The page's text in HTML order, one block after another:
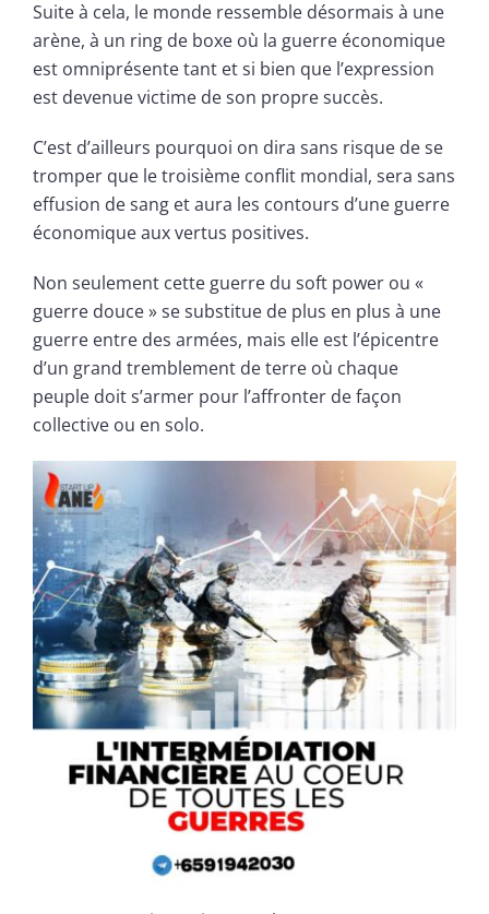
Suite à cela, le monde ressemble désormais à une
arène, à un ring de boxe où la guerre économique
est omniprésente tant et si bien que l’expression
est devenue victime de son propre succès.
C’est d’ailleurs pourquoi on dira sans risque de se
tromper que le troisième conflit mondial, sera sans
effusion de sang et aura les contours d’une guerre
économique aux vertus positives.
Non seulement cette guerre du soft power ou «
guerre douce » se substitue de plus en plus à une
guerre entre des armées, mais elle est l’épicentre
d’un grand tremblement de terre où chaque
peuple doit s’armer pour l’affronter de façon
collective ou en solo.